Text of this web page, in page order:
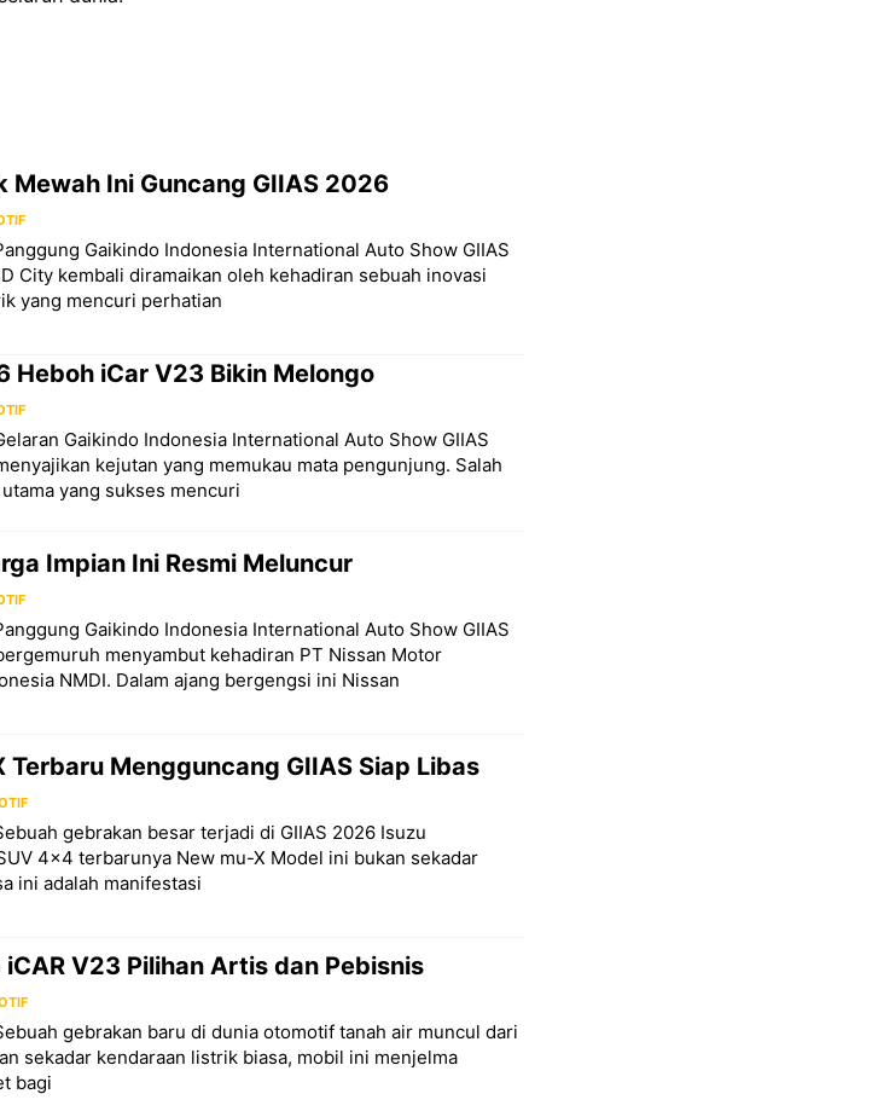
Mewah Ini Guncang GIIAS 2026
Gaikindo Indonesia International Auto Show GIIAS
City kembali diramaikan oleh kehadiran sebuah inovasi
yang mencuri perhatian
Heboh iCar V23 Bikin Melongo
Gaikindo Indonesia International Auto Show GIIAS
kejutan yang memukau mata pengunjung. Salah
yang sukses mencuri
Impian Ini Resmi Meluncur
Gaikindo Indonesia International Auto Show GIIAS
menyambut kehadiran PT Nissan Motor
NMDI. Dalam ajang bergengsi ini Nissan
Terbaru Mengguncang GIIAS Siap Libas
gebrakan besar terjadi di GIIAS 2026 Isuzu
4×4 terbarunya New mu-X Model ini bukan sekadar
ini adalah manifestasi
V23 Pilihan Artis dan Pebisnis
gebrakan baru di dunia otomotif tanah air muncul dari
sekadar kendaraan listrik biasa, mobil ini menjelma
bagi